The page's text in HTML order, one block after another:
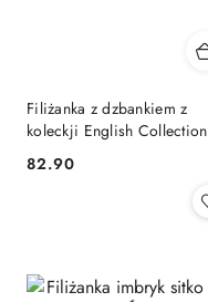
Filiżanka z dzbankiem z
koleckji English Collection
Cena:
82.90